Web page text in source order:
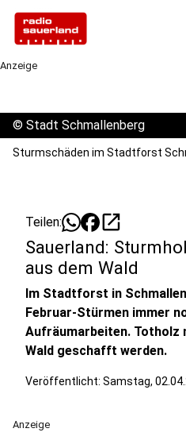
Anzeige
© Stadt Schmallenberg
Sturmschäden im Stadtforst
Teilen: open_in_new
Sauerland:
aus dem Wald
Im Stadtforst in
Februar-Stürmen immer
Aufräumarbeiten. Totholz
Wald geschafft werden.
Veröffentlicht: Samstag,
Anzeige